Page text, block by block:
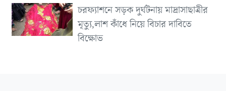
চরফ্যাশনে সড়ক দুর্ঘটনায় মাদ্রাসাছাত্রীর
মৃত্যু,লাশ কাঁধে নিয়ে বিচার দাবিতে
বিক্ষোভ